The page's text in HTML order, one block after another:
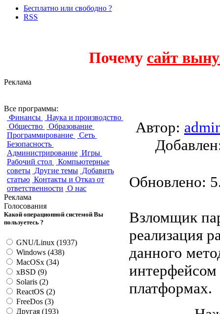
Бесплатно или свободно ?
RSS
Почему сайт
Реклама
Все программы:
Финансы
Наука и производство
Общество
Образование
Программирование
Сеть
Безопасность
Администрирование Игры
Рабочий стол
Компьютерные
советы Другие темы Добавить
статью Контакты и Отказ от
ответственности О нас
Реклама
Голосования
Какой операционной системой Вы
пользуетесь ?
GNU/Linux (1937)
Windows (438)
MacOSx (34)
xBSD (9)
Solaris (2)
ReactOS (2)
FreeDos (3)
Другая (193)
Автор:
Обновлено:
Взломщик
реализация
данного
интерфейсом
платформах.